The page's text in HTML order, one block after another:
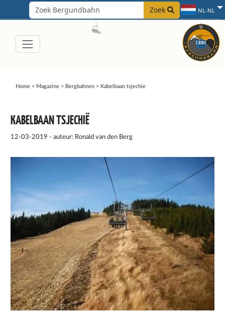
Zoek NL-NL
Home> Magazine> Bergbahnen> Kabelbaan tsjechie
KABELBAAN TSJECHIË
12-03-2019 - auteur: Ronald van den Berg